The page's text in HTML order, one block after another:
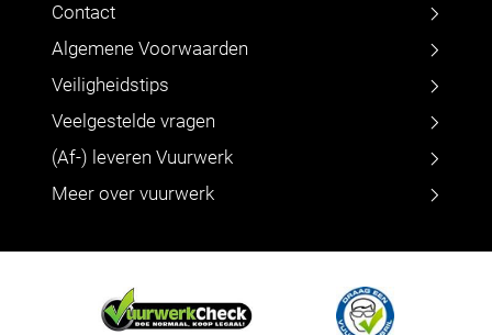
Contact
Algemene Voorwaarden
Veiligheidstips
Veelgestelde vragen
(Af-) leveren Vuurwerk
Meer over vuurwerk